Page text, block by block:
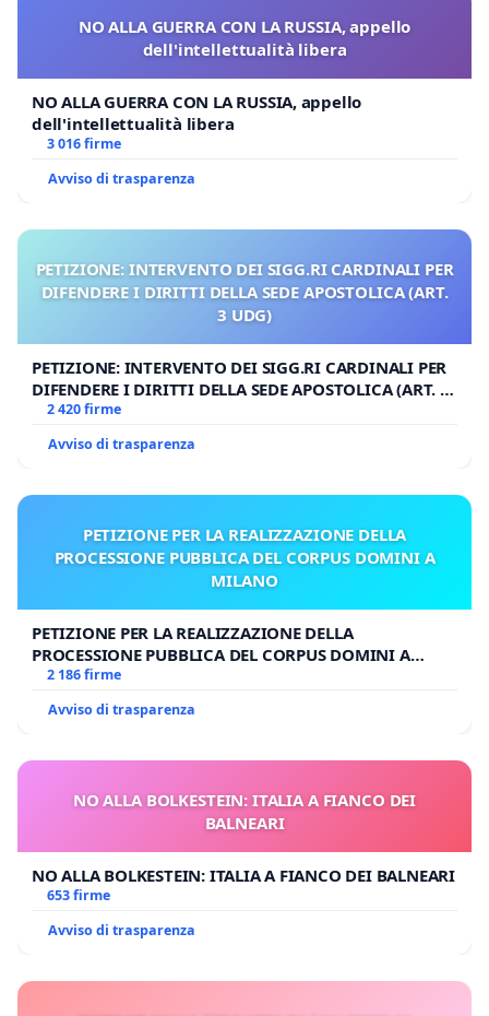
NO ALLA GUERRA CON LA RUSSIA, appello
dell'intellettualità libera
NO ALLA GUERRA CON LA RUSSIA, appello
dell'intellettualità libera
3 016 firme
Avviso di trasparenza
PETIZIONE: INTERVENTO DEI SIGG.RI CARDINALI PER
DIFENDERE I DIRITTI DELLA SEDE APOSTOLICA (ART.
3 UDG)
PETIZIONE: INTERVENTO DEI SIGG.RI CARDINALI PER
DIFENDERE I DIRITTI DELLA SEDE APOSTOLICA (ART. 3
UDG)
2 420 firme
Avviso di trasparenza
PETIZIONE PER LA REALIZZAZIONE DELLA
PROCESSIONE PUBBLICA DEL CORPUS DOMINI A
MILANO
PETIZIONE PER LA REALIZZAZIONE DELLA
PROCESSIONE PUBBLICA DEL CORPUS DOMINI A
MILANO
2 186 firme
Avviso di trasparenza
NO ALLA BOLKESTEIN: ITALIA A FIANCO DEI
BALNEARI
NO ALLA BOLKESTEIN: ITALIA A FIANCO DEI BALNEARI
653 firme
Avviso di trasparenza